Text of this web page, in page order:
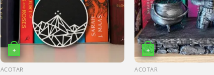
+
Tento produkt má více variant. Možnosti lze vybrat na
ACOTAR
+
ACOTAR